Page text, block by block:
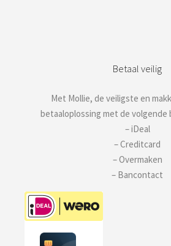
Betaal veilig
Met Mollie, de veiligste en
betaaloplossing met de volgende
– iDeal
– Creditcard
– Overmaken
– Bancontact